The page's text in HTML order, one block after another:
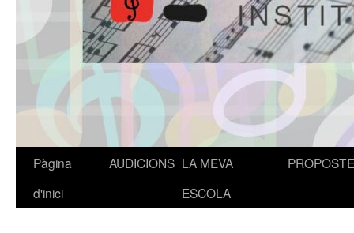
Vés
Pàgina
d'inici
AUDICIONS LA MEVA
ESCOLA